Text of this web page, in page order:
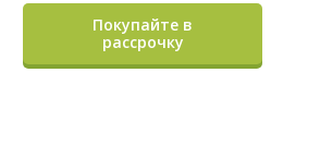
Покупайте в
рассрочку